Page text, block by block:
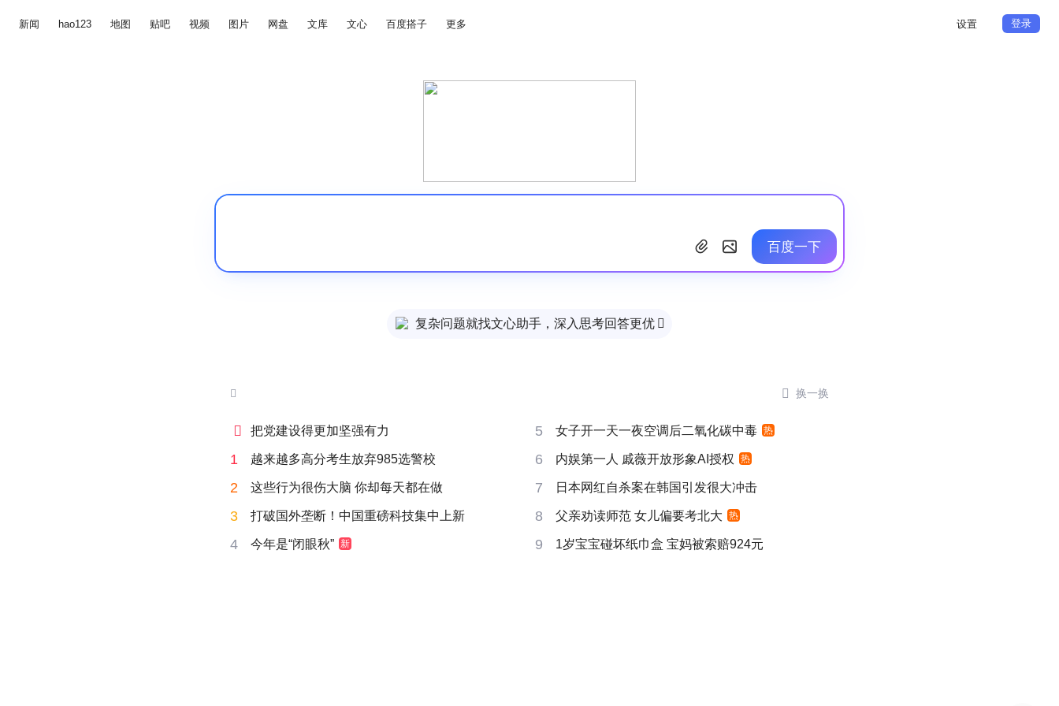
新闻 hao123 地图 贴吧 视频 图片 网盘 文库 文心 百度搭子 更多 设置 登录
百度一下
复杂问题就找文心助手，深入思考回答更优 
  换一换
 把党建设得更加坚强有力 5 女子开一天一夜空调后二氧化碳中毒 热
1 越来越多高分考生放弃985选警校 6 内娱第一人 戚薇开放形象AI授权 热
2 这些行为很伤大脑 你却每天都在做 7 日本网红自杀案在韩国引发很大冲击
3 打破国外垄断！中国重磅科技集中上新 8 父亲劝读师范 女儿偏要考北大 热
4 今年是“闭眼秋” 新 9 1岁宝宝碰坏纸巾盒 宝妈被索赔924元